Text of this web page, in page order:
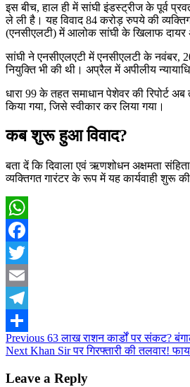
इस बीच, हाल ही में सांघी इंडस्ट्रीज के पूर्व
ले ली है। यह विवाद 84 करोड़ रुपये की
(एनसीएलटी) में आलोक सांघी के खिलाफ दायर
सांघी ने एनसीएलएटी में एनसीएलटी के नवंबर,
नियुक्ति भी की थी। अप्रैल में अपीलीय
धारा 99 के तहत समाधान पेशेवर की रिपोर्ट
किया गया, जिसे स्वीकार कर लिया गया।
कब शुरू हुआ विवाद?
बता दें कि दिवाला एवं ऋणशोधन अक्षमता
व्यक्तिगत गारंटर के रूप में यह कार्यवाही
WhatsApp
Facebook
Twitter
Email
Telegram
Share
Post
navigation
Previous 63 लाख राशन कार्डों पर संकट?
Next Khan Sir पर गिरफ्तारी की तलवार!
Leave a Reply